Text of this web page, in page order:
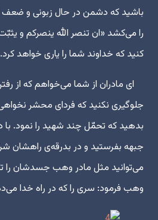
باشید که دشمن در حال زبونی و
را می‌کشد «ان تنصر الله ینصرکم و
کنید که خداوند شما را یاری خواهد
ای مادران از شما می‌خواهم که از
جلوگیری نکنید که فردای محشر
بدهید که تحمّل چند شهید را نمود. با
جبهه بفرستید و در بدرقه‌ی راهشان
می‌توانید مثل مادر وهب جسدشان را
وهب فرمود: سری را که در راه خدا